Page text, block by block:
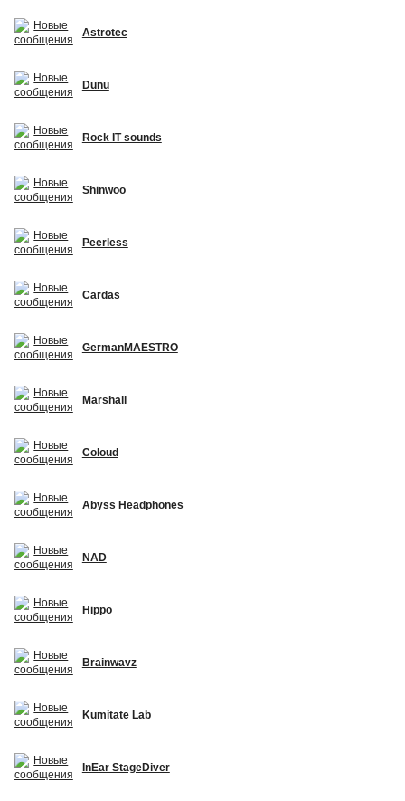
Astrotec
Dunu
Rock IT sounds
Shinwoo
Peerless
Cardas
GermanMAESTRO
Marshall
Coloud
Abyss Headphones
NAD
Hippo
Brainwavz
Kumitate Lab
InEar StageDiver